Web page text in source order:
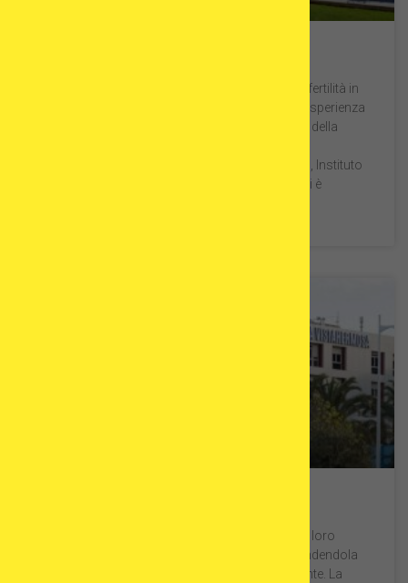
Instituto Bernabeu, una delle migliori cliniche di fertilità in
Spagna, è orgogliosa di avere più di 35 anni di esperienza
nell’area delle soluzioni personalizzate nell’area della
successo gli audit esterni. Durante quel periodo, Instituto
Bernabeu ha raggiunto più di 20,000 nascite e si è
UR Vistahermosa aiuta le famiglie a realizzare il loro
sogno di avere un bambino da oltre 40 anni, rendendola
una delle cliniche di fertilità più affidabili di Alicante. La